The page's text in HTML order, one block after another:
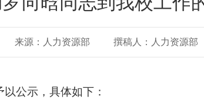
来源：人力资源部 撰稿人：人力资源部
以公示，具体如下：